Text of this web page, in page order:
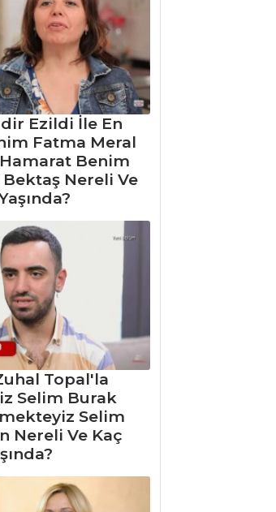
Ezildi İle En
Fatma Meral
Benim
Nereli Ve
Topal'la
Selim Burak
Selim
Nereli Ve Kaç